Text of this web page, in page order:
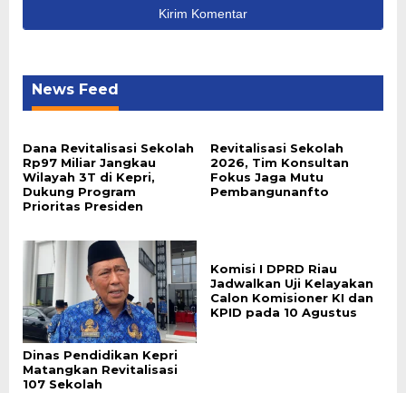
News Feed
Dana Revitalisasi Sekolah
Rp97 Miliar Jangkau
Wilayah 3T di Kepri,
Dukung Program
Prioritas Presiden
Revitalisasi Sekolah
2026, Tim Konsultan
Fokus Jaga Mutu
Pembangunanfto
Dinas Pendidikan Kepri
Matangkan Revitalisasi
107 Sekolah
Komisi I DPRD Riau
Jadwalkan Uji Kelayakan
Calon Komisioner KI dan
KPID pada 10 Agustus